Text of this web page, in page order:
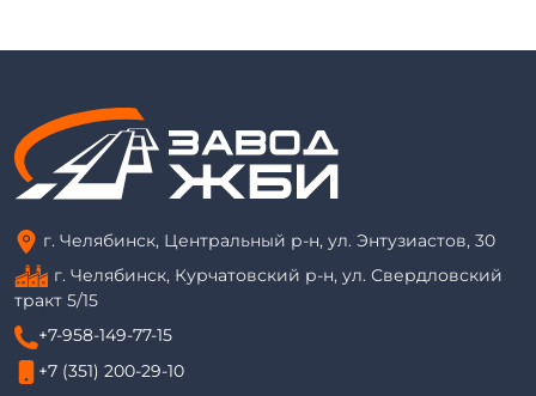
г. Челябинск, Центральный р-н, ул. Энтузиастов, 30
г. Челябинск, Курчатовский р-н, ул. Свердловский
тракт 5/15
+7-958-149-77-15
+7 (351) 200-29-10